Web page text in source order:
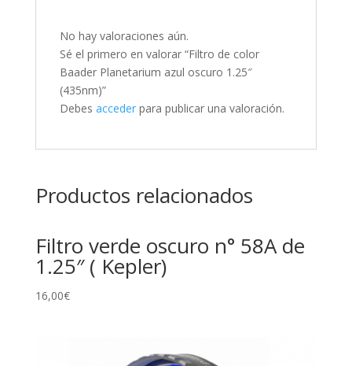
No hay valoraciones aún.
Sé el primero en valorar “Filtro de color
Baader Planetarium azul oscuro 1.25″
(435nm)”
Debes accederpara publicar una valoración.
Productos relacionados
Filtro verde oscuro n° 58A de
1.25″ ( Kepler)
16,00€